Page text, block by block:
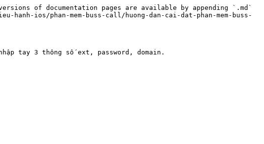
of documentation pages are available by appending `.md`
ios/phan-mem-buss-call/huong-dan-cai-dat-phan-mem-buss-
tay 3 thông số ext, password, domain.